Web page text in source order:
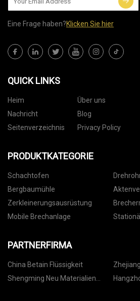
Eine Frage haben?Klicken Sie hier
QUICK LINKS
Heim Über uns
Nachricht
Blog
Seitenverzeichnis
Privacy Policy
PRODUKTKATEGORIE
Schachtofen
Bergbaumühle
Zerkleinerungsausrüstung
Mobile Brechanlage
PARTNERFIRMA
China Betain Flüssigkeit
Zhejiang Lishun Textil
Shengming Neu Materialien
Hangzhou Bes